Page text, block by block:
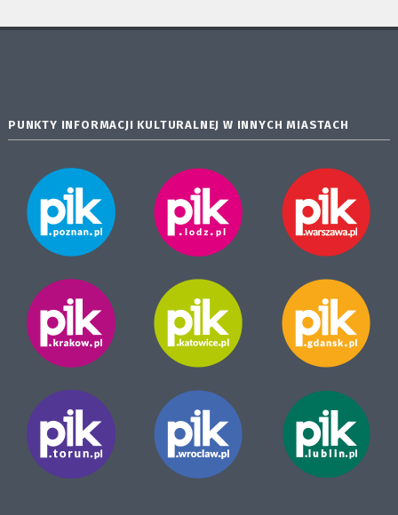
PUNKTY INFORMACJI KULTURALNEJ W INNYCH MIASTACH